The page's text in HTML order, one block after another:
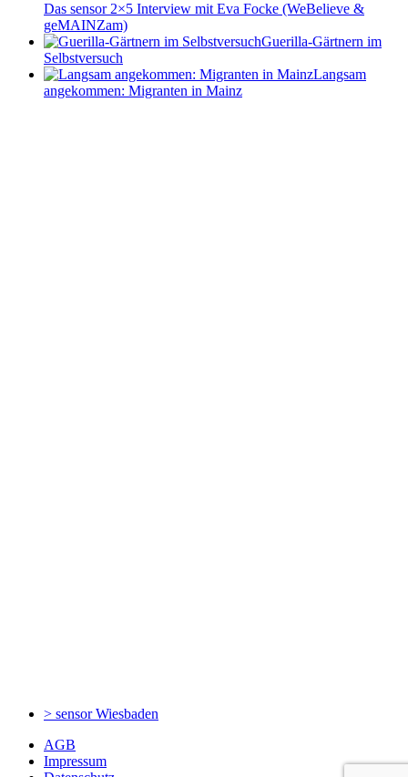
Das sensor 2×5 Interview mit Eva Focke (WeBelieve &
geMAINZam)
Guerilla-Gärtnern im
Selbstversuch
Langsam
angekommen: Migranten in Mainz
> sensorWiesbaden
AGB
Impressum